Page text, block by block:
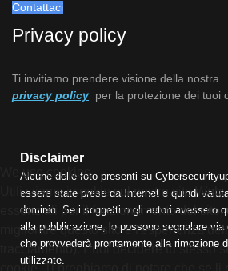
Contattaci
Privacy policy
Ti invitiamo prendere visione della nostra
privacy policy per la protezione dei tuoi
Disclaimer
Alcune delle foto presenti su
essere state prese da Internet e quindi
dominio. Se i soggetti o gli autori avessero
alla pubblicazione, lo possono segnalare via
che provvederà prontamente alla rimozione
utilizzate.
We use cookies
Utilizziamo i cookie sul nostro sito Web.
essenziali per il funzionamento del sito,
migliorare questo sito e l'esperienza
tracciamento). Puoi decidere tu stesso
cookie. Ti preghiamo di notare che se li